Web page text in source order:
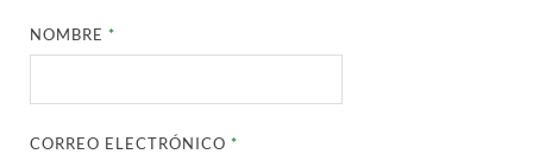
NOMBRE*
CORREO ELECTRÓNICO*